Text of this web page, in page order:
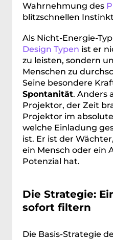
Wahrnehmung des
blitzschnellen
Als Nicht-Energie-
Design Typen ist er
zu leisten, sondern
Menschen zu
Spontanität. Anders
Projektor, der Zeit
Projektor im
welche Einladung
ist. Er ist der
ein Mensch oder ein
Potenzial hat.
Die Strategie:
sofort filtern
Die Basis-Strategie